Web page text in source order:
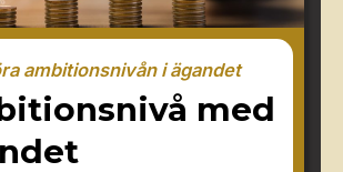
ambitionsnivån i ägandet
med